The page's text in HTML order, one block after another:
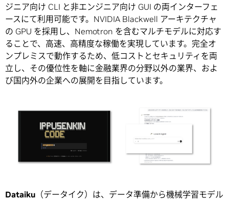
ジニア向け CLI と非エンジニア向け GUI の両インターフェ
ースにて利用可能です。NVIDIA Blackwell アーキテクチャ
の GPU を採用し、Nemotron を含むマルチモデルに対応す
ることで、高速、高精度な稼働を実現しています。完全オ
ンプレミスで動作するため、低コストとセキュリティを両
立し、その優位性を軸に金融業界の分野以外の業界、およ
び国内外の企業への展開を目指しています。
Dataiku （データイク）は、データ準備から機械学習モデル